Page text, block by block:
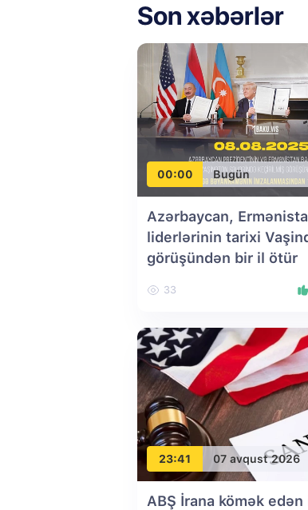
Son xəbərlər
00:00 Bugün
Azərbaycan,
liderlərinin tarixi
görüşündən bir il ötür
33
23:41 07 avqust 2026
ABŞ İrana kömək edən